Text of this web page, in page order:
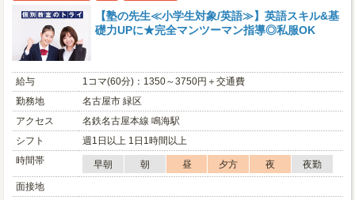
【塾の先生≪小学生対象/英語≫】英語スキル&基
礎力UPに★完全マンツーマン指導◎私服OK
給与
1コマ(60分)：1350～3750円＋交通費
勤務地
名古屋市 緑区
アクセス
名鉄名古屋本線 鳴海駅
シフト
週1日以上 1日1時間以上
時間帯
早朝 朝 昼 夕方 夜
夜勤
面接地